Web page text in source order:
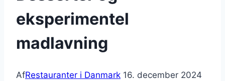
eksperimentel
madlavning
AfRestauranter i Danmark 16. december 2024